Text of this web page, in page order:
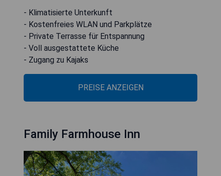
- Klimatisierte Unterkunft
- Kostenfreies WLAN und Parkplätze
- Private Terrasse für Entspannung
- Voll ausgestattete Küche
- Zugang zu Kajaks
PREISE ANZEIGEN
Family Farmhouse Inn